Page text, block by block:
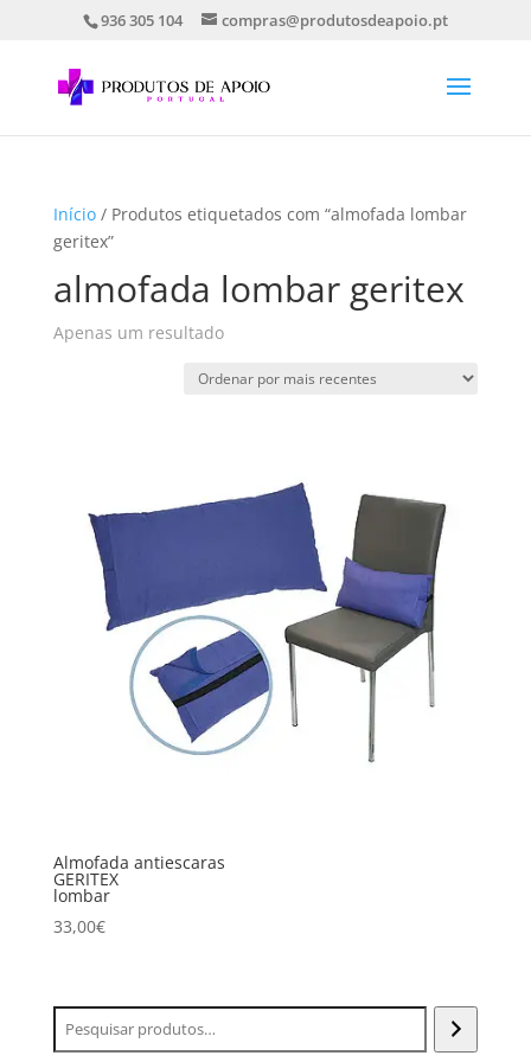
936 305 104 compras@produtosdeapoio.pt
Início/ Produtos etiquetados com “almofada lombar
geritex”
almofada lombar geritex
Apenas um resultado
Almofada antiescaras
GERITEX
lombar
33,00€